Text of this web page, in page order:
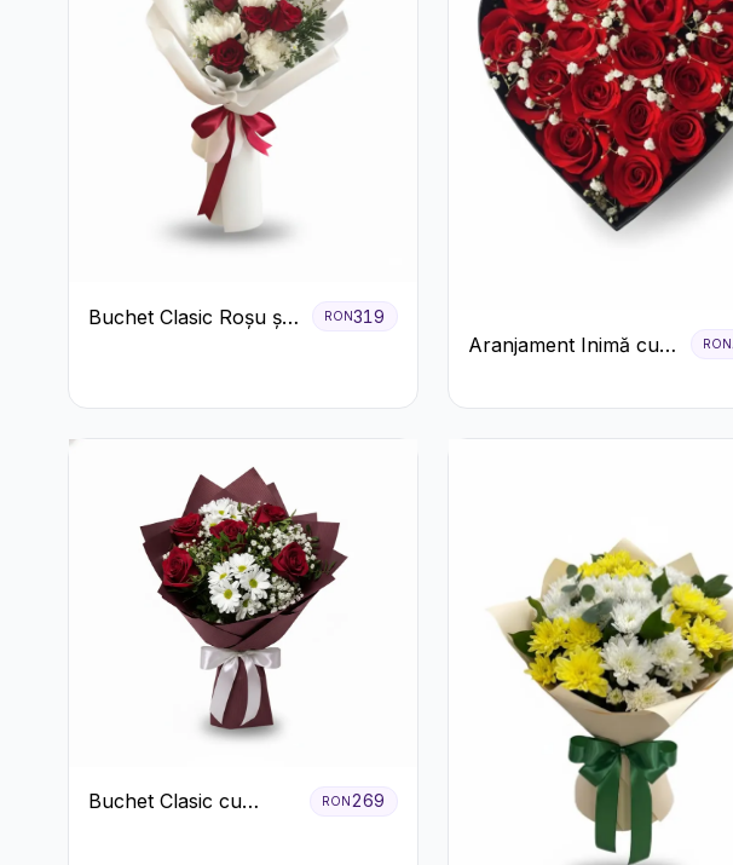
Buchet Clasic Roșu și
RON319
Aranjament Inimă cu
Floarea Miresei
RON
Buchet Clasic cu
RON269